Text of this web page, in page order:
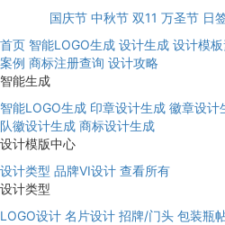
国庆节 中秋节 双11 万圣节 日
首页 智能LOGO生成 设计生成 设计模
案例 商标注册查询 设计攻略
智能生成
智能LOGO生成 印章设计生成 徽章设计
队徽设计生成 商标设计生成
设计模版中心
设计类型 品牌VI设计 查看所有
设计类型
LOGO设计 名片设计 招牌/门头 包装瓶